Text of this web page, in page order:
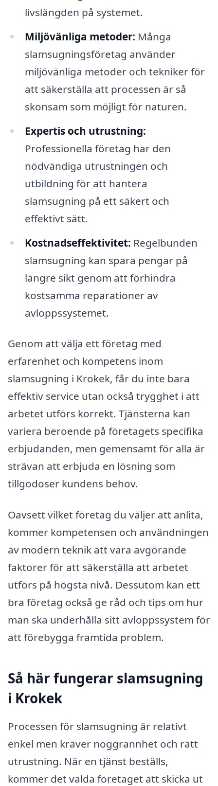
livslängden på systemet.
Miljövänliga metoder: Många
slamsugningsföretag använder
miljövänliga metoder och tekniker för
att säkerställa att processen är så
skonsam som möjligt för naturen.
Expertis och utrustning:
Professionella företag har den
nödvändiga utrustningen och
utbildning för att hantera
slamsugning på ett säkert och
effektivt sätt.
Kostnadseffektivitet: Regelbunden
slamsugning kan spara pengar på
längre sikt genom att förhindra
kostsamma reparationer av
avloppssystemet.
Genom att välja ett företag med
erfarenhet och kompetens inom
slamsugning i Krokek, får du inte bara
effektiv service utan också trygghet i att
arbetet utförs korrekt. Tjänsterna kan
variera beroende på företagets specifika
erbjudanden, men gemensamt för alla är
strävan att erbjuda en lösning som
tillgodoser kundens behov.
Oavsett vilket företag du väljer att anlita,
kommer kompetensen och användningen
av modern teknik att vara avgörande
faktorer för att säkerställa att arbetet
utförs på högsta nivå. Dessutom kan ett
bra företag också ge råd och tips om hur
man ska underhålla sitt avloppssystem för
att förebygga framtida problem.
Så här fungerar slamsugning
i Krokek
Processen för slamsugning är relativt
enkel men kräver noggrannhet och rätt
utrustning. När en tjänst beställs,
kommer det valda företaget att skicka ut